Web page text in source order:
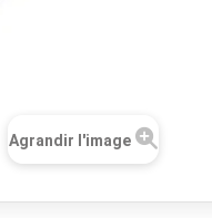
Agrandir l'image